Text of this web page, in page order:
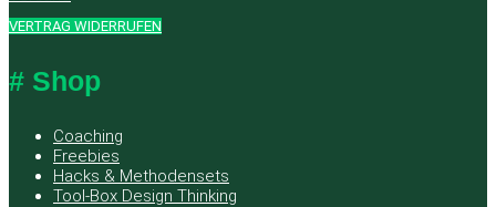
VERTRAG WIDERRUFEN
# Shop
Coaching
Freebies
Hacks & Methodensets
Tool-Box Design Thinking